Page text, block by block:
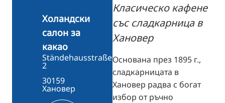
Класическо кафене
със сладкарница в
Хановер
Основана през 1895 г.,
сладкарницата в
Хановер радва с богат
избор от ръчно
Холандски
салон за
какао
Ständehausstraße
2
30159
Хановер